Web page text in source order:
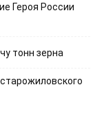
Героя России
тонн зерна